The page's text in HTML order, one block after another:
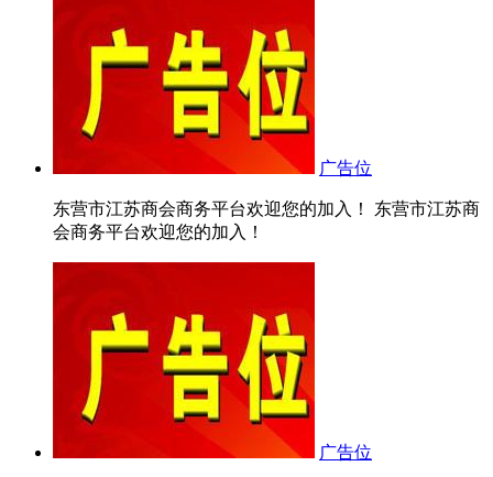
广告位
东营市江苏商会商务平台欢迎您的加入！ 东营市江苏商
会商务平台欢迎您的加入！
广告位